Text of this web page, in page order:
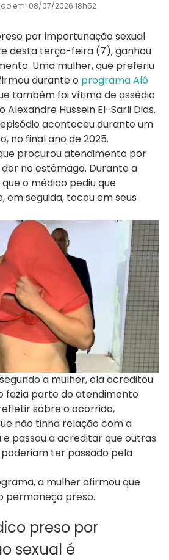
em: 08/07/2026 18h52
por importunação sexual
desta terça-feira (7), ganhou
Uma mulher, que preferiu
durante o programa Alô
também foi vítima de assédio
Hussein El-Sarli Dias.
aconteceu durante um
no final ano de 2025.
procurou atendimento por
no estômago. Durante a
o médico pediu que
em seguida, tocou em seus
a mulher, ela acreditou
fazia parte do atendimento
sobre o ocorrido,
não tinha relação com a
passou a acreditar que outras
ter passado pela
a mulher afirmou que
permaneça preso.
preso por
sexual é